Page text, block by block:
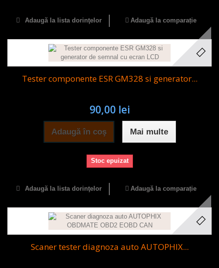
Adaugă la lista dorinţelor Adaugă la comparație
Tester componente ESR GM328 si generator...
90,00 lei
Adaugă în coş Mai multe
Stoc epuizat
Adaugă la lista dorinţelor Adaugă la comparație
Scaner tester diagnoza auto AUTOPHIX...